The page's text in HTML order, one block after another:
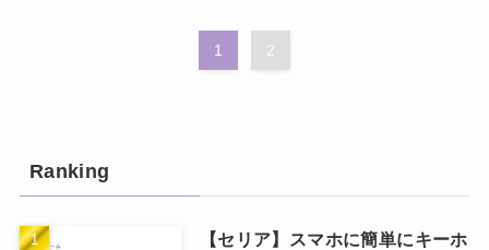
1 2
Ranking
【セリア】スマホに簡単にキーホ